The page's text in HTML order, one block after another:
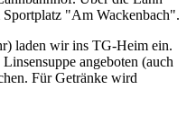
"Am Wackenbach".
laden wir ins TG-Heim ein.
angeboten (auch
Für Getränke wird